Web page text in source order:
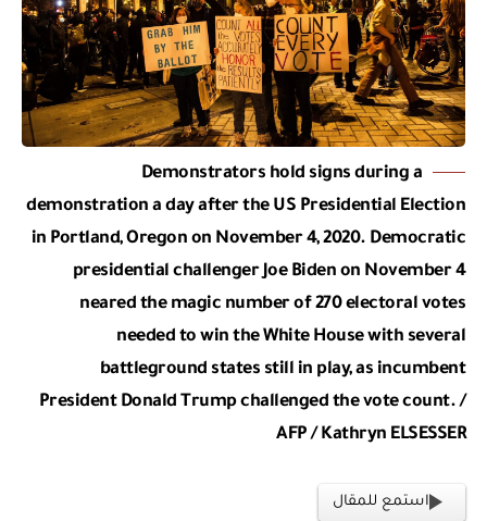
Demonstrators hold signs during a
demonstration a day after the US Presidential Election
in Portland, Oregon on November 4, 2020. Democratic
presidential challenger Joe Biden on November 4
neared the magic number of 270 electoral votes
needed to win the White House with several
battleground states still in play, as incumbent
President Donald Trump challenged the vote count. /
AFP / Kathryn ELSESSER
استمع للمقال